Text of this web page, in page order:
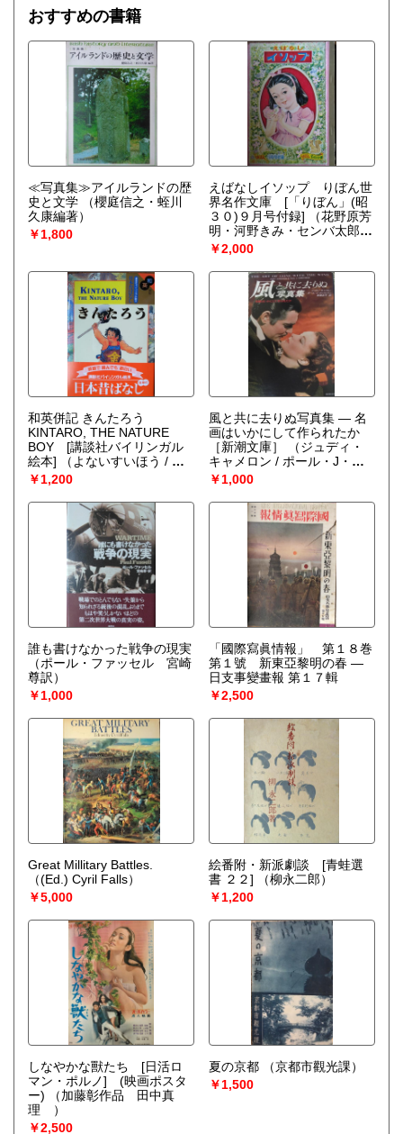
おすすめの書籍
≪写真集≫アイルランドの歴
史と文学
（櫻庭信之・蛭川
久康編著）
￥1,800
えばなしイソップ りぼん世
界名作文庫 [「りぼん」(昭
３０)９月号付録]
（花野原芳
明・河野きみ・センバ太郎ほ
か）
￥2,000
和英併記 きんたろう
KINTARO, THE NATURE
BOY [講談社バイリンガル
絵本]
（よないすいほう / ラ
ルフ・F・マッカーシー）
￥1,200
風と共に去りぬ写真集 ― 名
画はいかにして作られたか
［新潮文庫］
（ジュディ・
キャメロン / ポール・J・ク
リストマン 高橋良平訳）
￥1,000
誰も書けなかった戦争の現実
（ポール・ファッセル 宮崎
尊訳）
￥1,000
「國際寫眞情報」 第１８巻
第１號 新東亞黎明の春 —
日支事變畫報 第１７輯
￥2,500
Great Millitary Battles.
（(Ed.) Cyril Falls）
￥5,000
絵番附・新派劇談 [青蛙選
書 ２２]
（柳永二郎）
￥1,200
しなやかな獸たち [日活ロ
マン・ポルノ] (映画ポスタ
ー)
（加藤彰作品 田中真
理 ）
￥2,500
夏の京都
（京都市觀光課）
￥1,500